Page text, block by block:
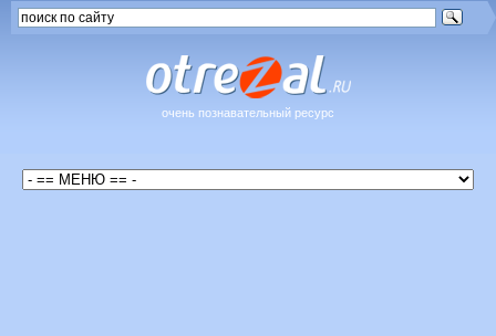
очень познавательный ресурс